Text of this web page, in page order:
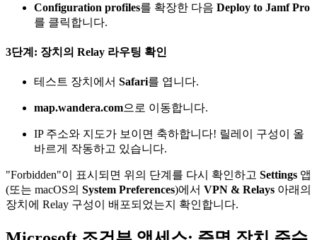
Configuration profiles를 확장한 다음 Deploy to Jamf Pro
를 클릭합니다.
3단계: 장치의 Relay 라우팅 확인
테스트 장치에서 Safari를 엽니다.
map.wandera.com으로 이동합니다.
IP 주소와 지도가 보이면 축하합니다! 릴레이 구성이 올
바르게 작동하고 있습니다.
"Forbidden"이 표시되면 위의 단계를 다시 확인하고 Settings 앱
(또는 macOS의 System Preferences)에서 VPN & Relays 아래의
장치에 Relay 구성이 배포되었는지 확인합니다.